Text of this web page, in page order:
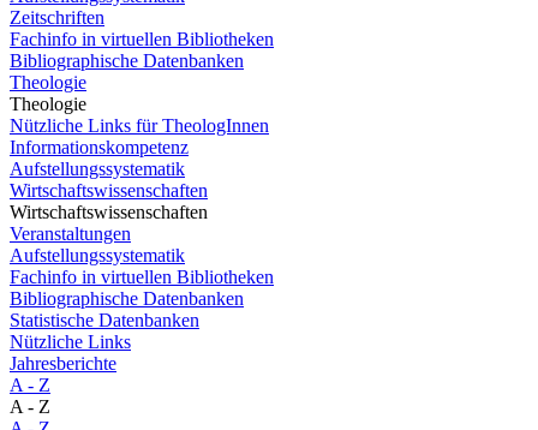
Zeitschriften
Fachinfo in virtuellen Bibliotheken
Bibliographische Datenbanken
Theologie
Theologie
Nützliche Links für TheologInnen
Informationskompetenz
Aufstellungssystematik
Wirtschaftswissenschaften
Wirtschaftswissenschaften
Veranstaltungen
Aufstellungssystematik
Fachinfo in virtuellen Bibliotheken
Bibliographische Datenbanken
Statistische Datenbanken
Nützliche Links
Jahresberichte
A - Z
A - Z